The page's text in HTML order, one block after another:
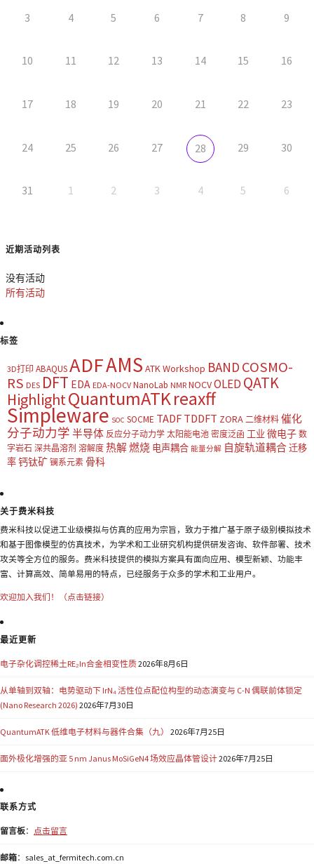
3 4 5 6 7 8 9
10 11 12 13 14 15 16
17 18 19 20 21 22 23
24 25 26 27 28 29 30
31 1 2 3 4 5 6
近期活动列表
没有活动
所有活动
标签
3D打印 ABAQUSADFAMS ATK Workshop BAND COSMO-
RS DES DFT EDA EDA-NOCV NanoLab NMR NOCVOLED QATK
HighlightQuantumATKreaxff
Simpleware SOC SOCME TADF TDDFT ZORA 二维材料 催化
分子动力学 半导体 反应分子动力学 太阳能电池 密度泛函 工业 微电子 数
字岩石 深共晶溶剂 溶解度 热解燃烧 电声耦合 能量分解 自旋轨道耦合迁移
率钙钛矿 镧系元素 骨科
关于费米科技
费米科技以促进工业级模拟与仿真的应用为宗旨，致力于推广基于原子级别模拟技术
和基于图像模型的仿真技术，为学术和工业研究机构提供研发咨询、软件部署、技术
攻关等全方位的服务。费米科技提供的模拟方案具有面向应用、模型新颖、功能丰
富、计算高效、简单易用的特点，已经服务于众多的学术和工业用户。
欢迎加入我们！（点击链接）
最近更新
电子杂化调控稀土RE₂In合金相变性质2026年8月6日
从单轴到双轴：电势驱动下 IrN₄ 活性位点配位构型的动态演变与 C-N 偶联前体锁定
(Nano Research 2026) 2026年7月30日
QuantumATK 低维电子材料与器件合集（九） 2026年7月25日
面外极化增强的亚 5 nm Janus MoSiGeN4 场效应晶体管设计2026年7月25日
联系方式
留言板： 点击留言
邮箱：sales_at_fermitech.com.cn